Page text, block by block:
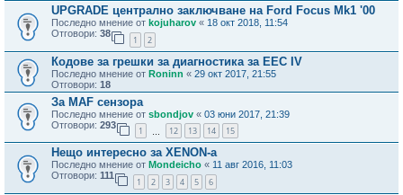
UPGRADE централно заключване на Ford Focus Mk1 '00
Последно мнение от kojuharov « 18 окт 2018, 11:54
Отговори: 38
1 2
Кодове за грешки за диагностика за EEC IV
Последно мнение от Roninn « 29 окт 2017, 21:55
Отговори: 18
За MAF сензора
Последно мнение от sbondjov « 03 юни 2017, 21:39
Отговори: 293
1 12 13 14 15
Нещо интересно за XENON-a
Последно мнение от Mondeicho « 11 авг 2016, 11:03
Отговори: 111
1 2 3 4 5 6